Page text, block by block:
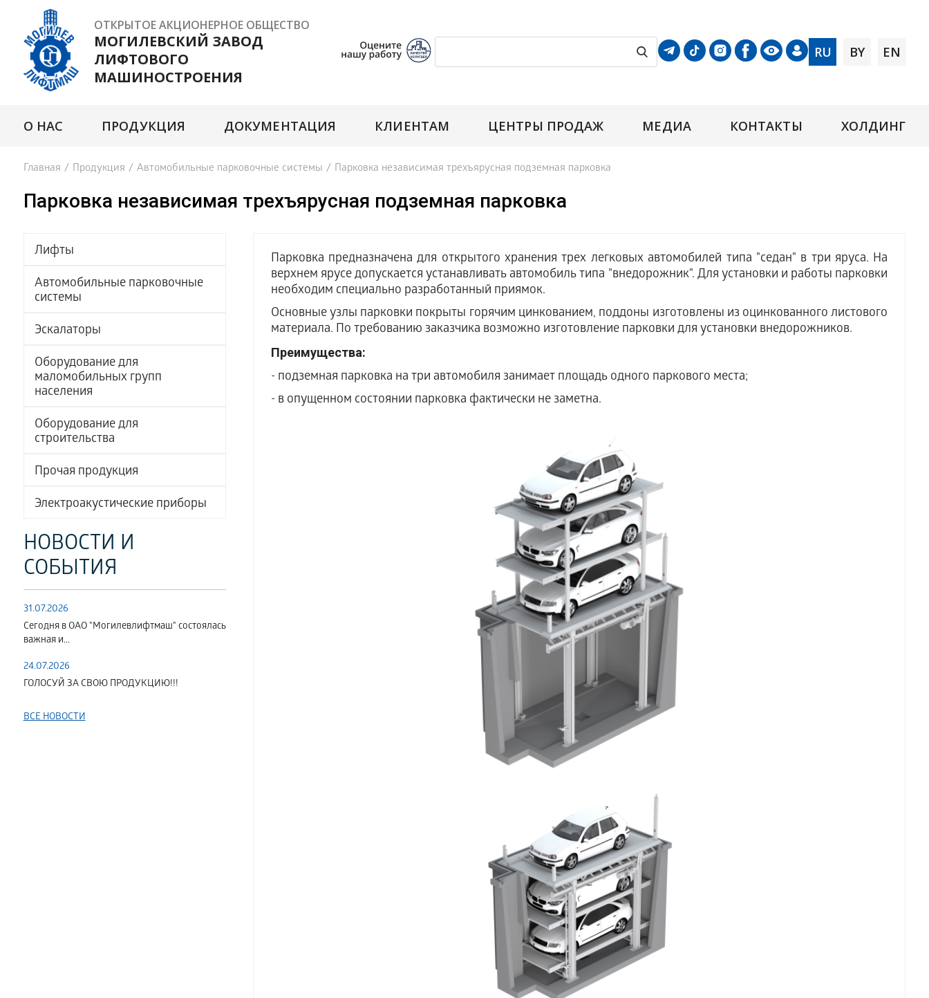
ОТКРЫТОЕ АКЦИОНЕРНОЕ ОБЩЕСТВО
МОГИЛЕВСКИЙ ЗАВОД
ЛИФТОВОГО
МАШИНОСТРОЕНИЯ
RU BY EN
О НАС ПРОДУКЦИЯ ДОКУМЕНТАЦИЯ КЛИЕНТАМ ЦЕНТРЫ ПРОДАЖ МЕДИА КОНТАКТЫ ХОЛДИНГ
Главная / Продукция / Автомобильные парковочные системы / Парковка независимая трехъярусная подземная парковка
Парковка независимая трехъярусная подземная парковка
Лифты
Автомобильные парковочные
системы
Эскалаторы
Оборудование для
маломобильных групп
населения
Оборудование для
строительства
Прочая продукция
Электроакустические приборы
НОВОСТИ И
СОБЫТИЯ
31.07.2026
Сегодня в ОАО "Могилевлифтмаш" состоялась
важная и...
24.07.2026
ГОЛОСУЙ ЗА СВОЮ ПРОДУКЦИЮ!!!
ВСЕ НОВОСТИ
Парковка предназначена для открытого хранения трех легковых автомобилей типа "седан" в три яруса. На
верхнем ярусе допускается устанавливать автомобиль типа "внедорожник". Для установки и работы парковки
необходим специально разработанный приямок.
Основные узлы парковки покрыты горячим цинкованием, поддоны изготовлены из оцинкованного листового
материала. По требованию заказчика возможно изготовление парковки для установки внедорожников.
Преимущества:
- подземная парковка на три автомобиля занимает площадь одного паркового места;
- в опущенном состоянии парковка фактически не заметна.